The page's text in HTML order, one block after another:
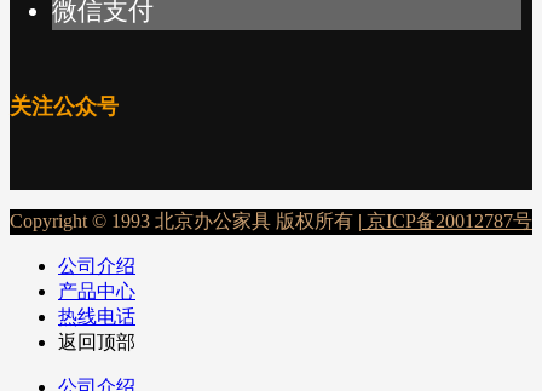
微信支付
关注公众号
Copyright © 1993 北京办公家具 版权所有 | 京ICP备20012787号
公司介绍
产品中心
热线电话
返回顶部